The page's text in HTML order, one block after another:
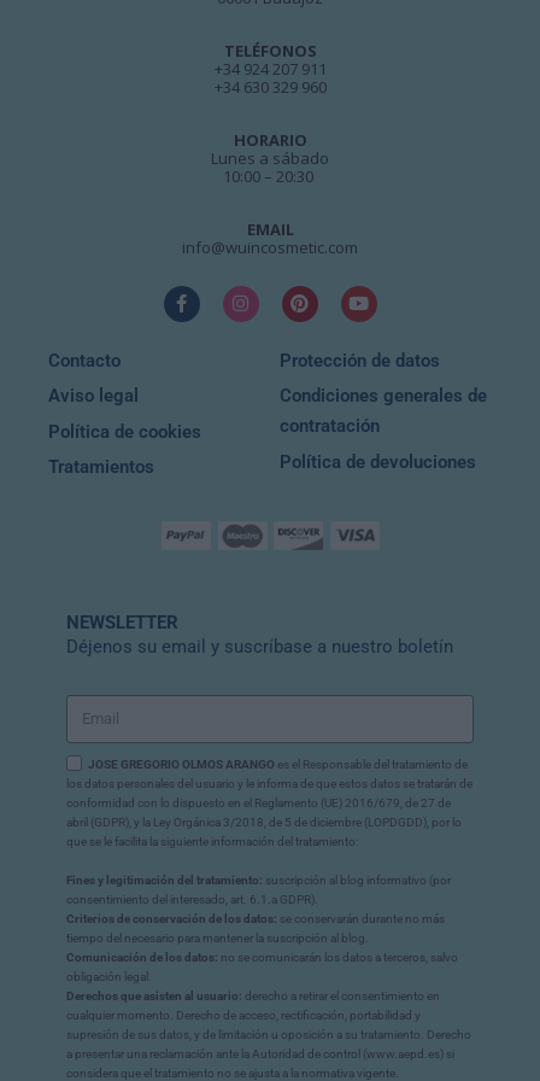
TELÉFONOS
+34 924 207 911
+34 630 329 960
HORARIO
Lunes a sábado
10:00 – 20:30
EMAIL
info@wuincosmetic.com
Contacto
Aviso legal
Política de cookies
Tratamientos
Protección de datos
Condiciones generales de
contratación
Política de devoluciones
NEWSLETTER
Déjenos su email y suscríbase a nuestro boletín
JOSE GREGORIO OLMOS ARANGO es el Responsable del tratamiento de
los datos personales del usuario y le informa de que estos datos se tratarán de
conformidad con lo dispuesto en el Reglamento (UE) 2016/679, de 27 de
abril (GDPR), y la Ley Orgánica 3/2018, de 5 de diciembre (LOPDGDD), por lo
que se le facilita la siguiente información del tratamiento:
Fines y legitimación del tratamiento: suscripción al blog informativo (por
consentimiento del interesado, art. 6.1.a GDPR).
Criterios de conservación de los datos: se conservarán durante no más
tiempo del necesario para mantener la suscripción al blog.
Comunicación de los datos: no se comunicarán los datos a terceros, salvo
obligación legal.
Derechos que asisten al usuario: derecho a retirar el consentimiento en
cualquier momento. Derecho de acceso, rectificación, portabilidad y
supresión de sus datos, y de limitación u oposición a su tratamiento. Derecho
a presentar una reclamación ante la Autoridad de control (www.aepd.es) si
considera que el tratamiento no se ajusta a la normativa vigente.